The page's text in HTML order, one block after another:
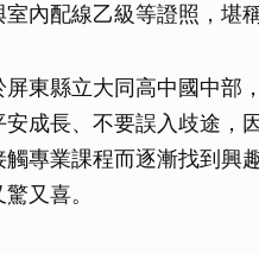
內配線乙級等證照，堪
屏東縣立大同高中國中部
安成長、不要誤入歧途，
觸專業課程而逐漸找到興
又喜。